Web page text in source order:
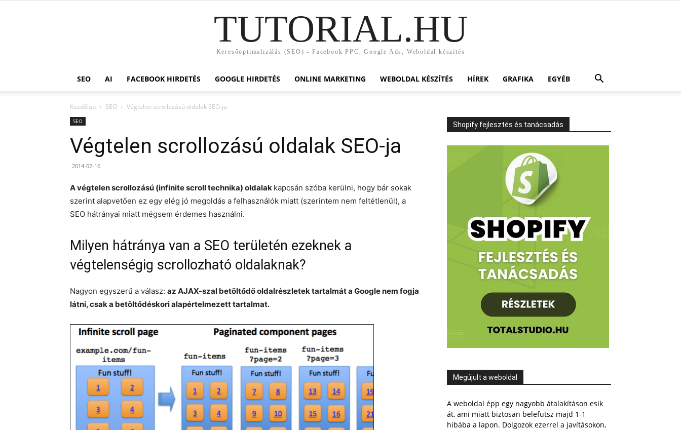
TUTORIAL.HU
Keresőoptimalizálás (SEO) - Facebook PPC, Google Ads, Weboldal készítés
SEO AI FACEBOOK HIRDETÉS GOOGLE HIRDETÉS ONLINE MARKETING WEBOLDAL KÉSZÍTÉS HÍREK GRAFIKA EGYÉB
Kezdőlap SEO Végtelen scrollozású oldalak SEO-ja
SEO
Végtelen scrollozású oldalak SEO-ja
2014-02-16
A végtelen scrollozású (infinite scroll technika) oldalak kapcsán szóba kerülni, hogy bár sokak
szerint alapvetően ez egy elég jó megoldás a felhasználók miatt (szerintem nem feltétlenül), a
SEO hátrányai miatt mégsem érdemes használni.
Milyen hátránya van a SEO területén ezeknek a
végtelenségig scrollozható oldalaknak?
Nagyon egyszerű a válasz: az AJAX-szal betöltődő oldalrészletek tartalmát a Google nem fogja
látni, csak a betöltődéskori alapértelmezett tartalmat.
Shopify fejlesztés és tanácsadás
Megújult a weboldal
A weboldal épp egy nagyobb átalakításon esik
át, ami miatt biztosan belefutsz majd 1-1
hibába a lapon. Dolgozok ezerrel a javításokon,